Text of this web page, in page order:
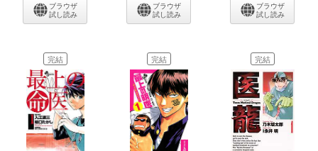
ブラウザ
試し読み
ブラウザ
試し読み
ブラウザ
試し読み
完結 完結 完結